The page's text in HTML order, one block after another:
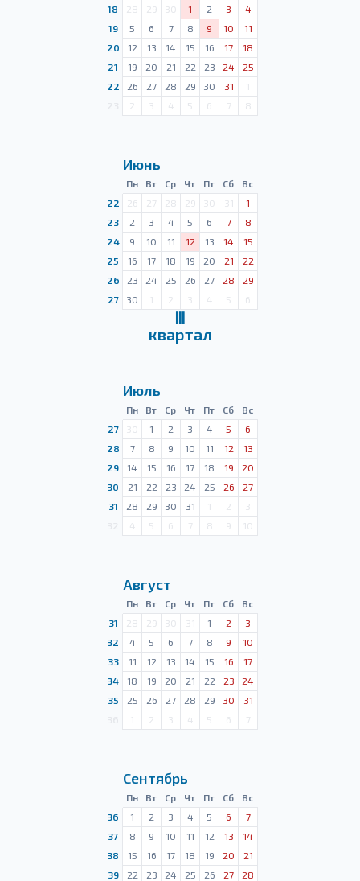
18
28 29 30 1 2 3
4
19
5 6 7 8 9 10
11
20
12 13 14 15 16 17
18
21
19 20 21 22 23 24
25
22
26 27 28 29 30 31
1
2 3 4 5 6 7 8
Июнь
Пн Вт Ср Чт Пт Сб
Вс
22
26 27 28 29 30 31
1
23
2 3 4 5 6 7
8
24
9 10 11 12 13 14
15
25
16 17 18 19 20 21
22
26
23 24 25 26 27 28
29
27
30 1 2 3 4 5 6
Ⅲ
квартал
Июль
Пн Вт Ср Чт Пт Сб
Вс
27
30 1 2 3 4 5
6
28
7 8 9 10 11 12
13
29
14 15 16 17 18 19
20
30
21 22 23 24 25 26
27
31
28 29 30 31 1 2
3
4 5 6 7 8 9 10
Август
Пн Вт Ср Чт Пт Сб
Вс
31
28 29 30 31 1 2
3
32
4 5 6 7 8 9
10
33
11 12 13 14 15 16
17
34
18 19 20 21 22 23
24
35
25 26 27 28 29 30
31
1 2 3 4 5 6 7
Сентябрь
Пн Вт Ср Чт Пт Сб
Вс
36
1 2 3 4 5 6
7
37
8 9 10 11 12 13
14
38
15 16 17 18 19 20
21
39
22 23 24 25 26 27
28